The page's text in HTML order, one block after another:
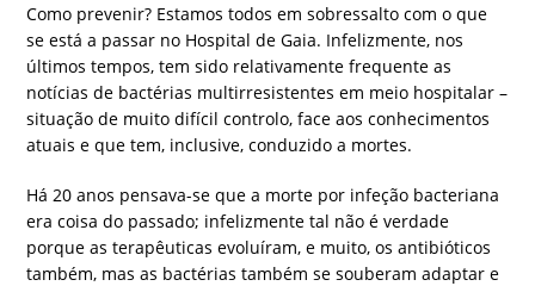
Como prevenir? Estamos todos em sobressalto com o que
se está a passar no Hospital de Gaia. Infelizmente, nos
últimos tempos, tem sido relativamente frequente as
notícias de bactérias multirresistentes em meio hospitalar –
situação de muito difícil controlo, face aos conhecimentos
atuais e que tem, inclusive, conduzido a mortes.
Há 20 anos pensava-se que a morte por infeção bacteriana
era coisa do passado; infelizmente tal não é verdade
porque as terapêuticas evoluíram, e muito, os antibióticos
também, mas as bactérias também se souberam adaptar e